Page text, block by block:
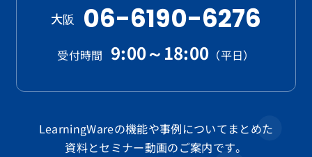
大阪 06-6190-6276
受付時間 9:00～18:00 （平日）
LearningWareの機能や事例についてまとめた
資料とセミナー動画のご案内です。